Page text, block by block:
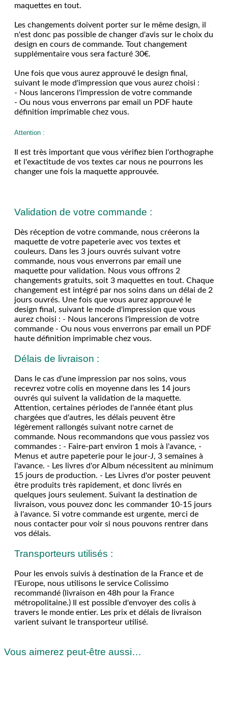
maquettes en tout.
Les changements doivent porter sur le même design, il
n'est donc pas possible de changer d'avis sur le choix du
design en cours de commande. Tout changement
supplémentaire vous sera facturé 30€.
Une fois que vous aurez approuvé le design final,
suivant le mode d'impression que vous aurez choisi :
- Nous lancerons l'impression de votre commande
- Ou nous vous enverrons par email un PDF haute
définition imprimable chez vous.
Attention :
Il est très important que vous vérifiez bien l'orthographe
et l'exactitude de vos textes car nous ne pourrons les
changer une fois la maquette approuvée.
Validation de votre commande :
Dès réception de votre commande, nous créerons la
maquette de votre papeterie avec vos textes et
couleurs. Dans les 3 jours ouvrés suivant votre
commande, nous vous enverrons par email une
maquette pour validation. Nous vous offrons 2
changements gratuits, soit 3 maquettes en tout. Chaque
changement est intégré par nos soins dans un délai de 2
jours ouvrés. Une fois que vous aurez approuvé le
design final, suivant le mode d'impression que vous
aurez choisi : - Nous lancerons l'impression de votre
commande - Ou nous vous enverrons par email un PDF
haute définition imprimable chez vous.
Délais de livraison :
Dans le cas d'une impression par nos soins, vous
recevrez votre colis en moyenne dans les 14 jours
ouvrés qui suivent la validation de la maquette.
Attention, certaines périodes de l'année étant plus
chargées que d'autres, les délais peuvent être
légèrement rallongés suivant notre carnet de
commande. Nous recommandons que vous passiez vos
commandes : - Faire-part environ 1 mois à l'avance, -
Menus et autre papeterie pour le jour-J, 3 semaines à
l'avance. - Les livres d'or Album nécessitent au minimum
15 jours de production. - Les Livres d'or poster peuvent
être produits très rapidement, et donc livrés en
quelques jours seulement. Suivant la destination de
livraison, vous pouvez donc les commander 10-15 jours
à l'avance. Si votre commande est urgente, merci de
nous contacter pour voir si nous pouvons rentrer dans
vos délais.
Transporteurs utilisés :
Pour les envois suivis à destination de la France et de
l'Europe, nous utilisons le service Colissimo
recommandé (livraison en 48h pour la France
métropolitaine.) Il est possible d'envoyer des colis à
travers le monde entier. Les prix et délais de livraison
varient suivant le transporteur utilisé.
Vous aimerez peut-être aussi…